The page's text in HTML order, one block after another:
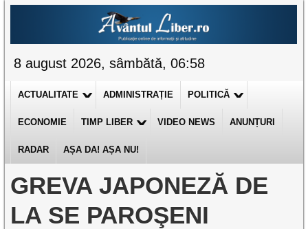
8 august 2026, sâmbătă, 06:58
ACTUALITATE ADMINISTRAȚIE POLITICĂ
ECONOMIE TIMP LIBER VIDEO NEWS ANUNȚURI
RADAR AȘA DA! AȘA NU!
GREVA JAPONEZĂ DE
LA SE PAROŞENI